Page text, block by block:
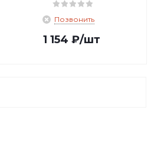
Позвонить
1 154 ₽/шт